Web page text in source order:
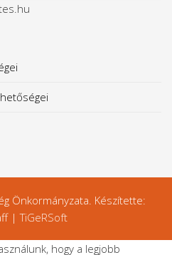
Önkormányzata. Készítette:
|TiGeRSoft
hogy a legjobb